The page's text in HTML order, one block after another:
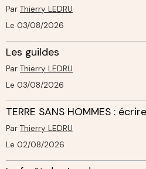
Par Thierry LEDRU
Le 03/08/2026
Les guildes
Par Thierry LEDRU
Le 03/08/2026
TERRE SANS HOMMES :
Par Thierry LEDRU
Le 02/08/2026